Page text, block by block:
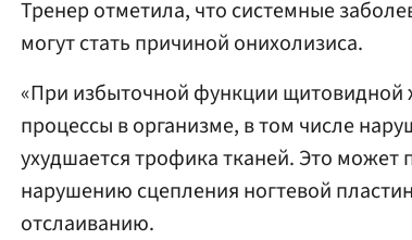
Тренер отметила, что системные
могут стать причиной онихолизиса.
«При избыточной функции
процессы в организме, в том числе
ухудшается трофика тканей. Это может
нарушению сцепления ногтевой
отслаиванию.